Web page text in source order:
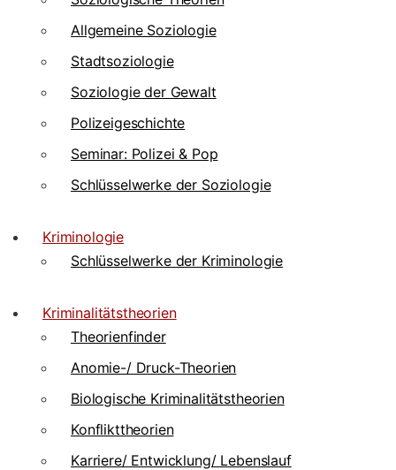
Allgemeine Soziologie
Stadtsoziologie
Soziologie der Gewalt
Polizeigeschichte
Seminar: Polizei & Pop
Schlüsselwerke der Soziologie
Kriminologie
Schlüsselwerke der Kriminologie
Kriminalitätstheorien
Theorienfinder
Anomie-/ Druck-Theorien
Biologische Kriminalitätstheorien
Konflikttheorien
Karriere/ Entwicklung/ Lebenslauf